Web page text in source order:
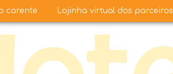
carente Lojinha virtual dos parceiros